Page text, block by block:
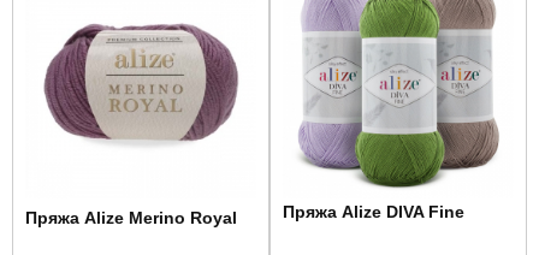
Пряжа Alize Merino Royal Пряжа Alize DIVA Fine